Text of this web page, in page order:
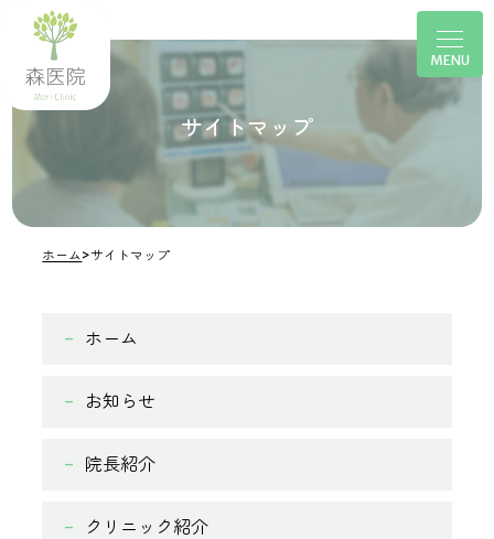
サイトマップ
ホーム>サイトマップ
ホーム
お知らせ
院長紹介
クリニック紹介